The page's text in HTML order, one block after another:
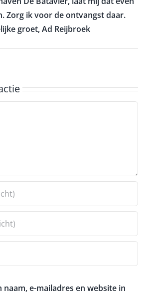
Zorg ik voor de ontvangst daar.
groet, Ad Reijbroek
naam, e-mailadres en website in